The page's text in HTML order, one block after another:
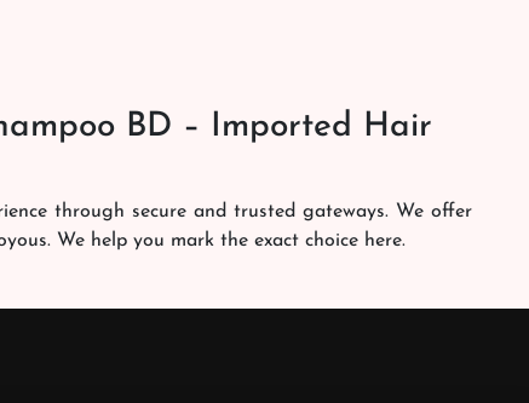
BD – Imported Hair
through secure and trusted gateways. We offer
We help you mark the exact choice here.
works round the clock to personally make sure the